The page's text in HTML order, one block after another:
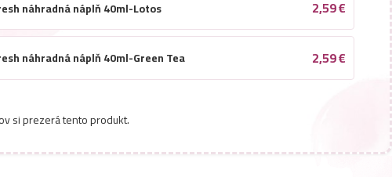
náhradná náplň 40ml-Lotos 2,59€
náhradná náplň 40ml-Green Tea 2,59€
náhradná náplň 40ml-Morská 2,59€
si prezerá tento produkt.